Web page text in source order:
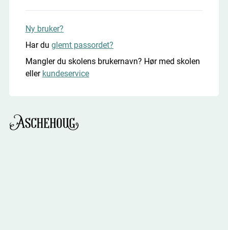
Ny bruker?
Har du glemt passordet?
Mangler du skolens brukernavn? Hør med skolen
eller kundeservice